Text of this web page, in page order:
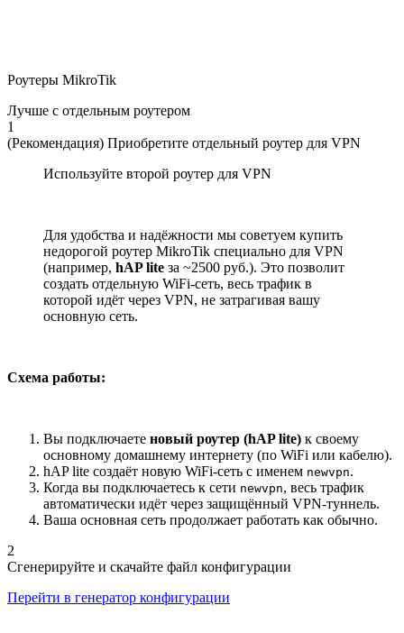
Роутеры MikroTik
Лучше с отдельным роутером
1
(Рекомендация) Приобретите отдельный роутер для VPN
Используйте второй роутер для VPN
Для удобства и надёжности мы советуем купить
недорогой роутер MikroTik специально для VPN
(например, hAP lite за ~2500 руб.). Это позволит
создать отдельную WiFi-сеть, весь трафик в
которой идёт через VPN, не затрагивая вашу
основную сеть.
Схема работы:
Вы подключаете новый роутер (hAP lite) к своему
основному домашнему интернету (по WiFi или кабелю).
hAP lite создаёт новую WiFi-сеть с именем newvpn.
Когда вы подключаетесь к сети newvpn, весь трафик
автоматически идёт через защищённый VPN-туннель.
Ваша основная сеть продолжает работать как обычно.
2
Сгенерируйте и скачайте файл конфигурации
Перейти в генератор конфигурации